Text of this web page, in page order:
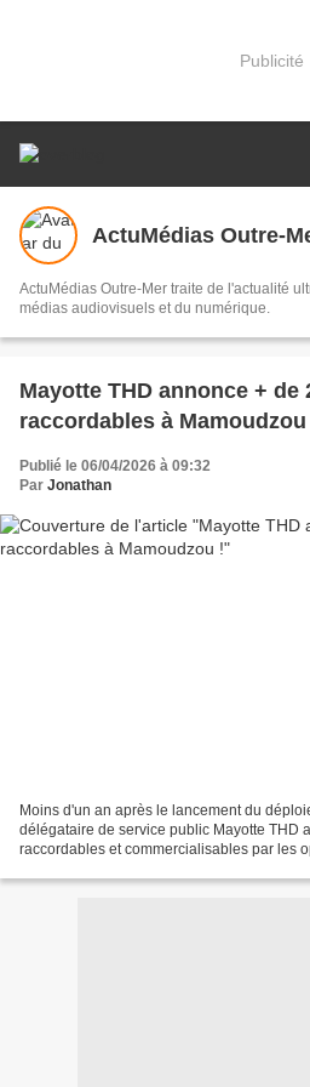
Publicité
ActuMédias Outre-
ActuMédias Outre-Mer traite de l'actualité
médias audiovisuels et du numérique.
Mayotte THD annonce + de
raccordables à Mamoudzou
Publié le 06/04/2026 à 09:32
Par Jonathan
Moins d'un an après le lancement du
délégataire de service public Mayotte THD
raccordables et commercialisables par les